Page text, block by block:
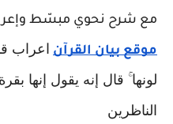
مع شرح نحوي مبسّط
موقع بيان القرآن
اعراب
لونها ۚ قال إنه يقول إنها
الناظرين